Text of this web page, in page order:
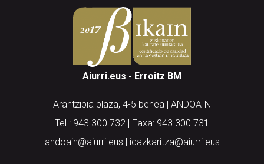
Aiurri.eus - Erroitz BM
Arantzibia plaza, 4-5 behea | ANDOAIN
Tel.: 943 300 732 | Faxa: 943 300 731
andoain@aiurri.eus | idazkaritza@aiurri.eus